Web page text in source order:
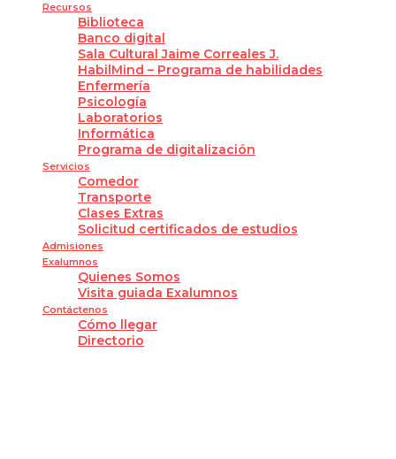
Recursos
Biblioteca
Banco digital
Sala Cultural Jaime Correales J.
HabilMind – Programa de habilidades
Enfermería
Psicología
Laboratorios
Informática
Programa de digitalización
Servicios
Comedor
Transporte
Clases Extras
Solicitud certificados de estudios
Admisiones
Exalumnos
Quienes Somos
Visita guiada Exalumnos
Contáctenos
Cómo llegar
Directorio